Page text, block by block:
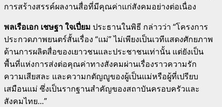
การสร้างสรรค์ผลงานสื่อที่มีคุณค่าแก่สังคมอย่างต่อเนื่อง
พลเรือเอก เชษฐา ใจเปี่ยม ประธานในพิธี กล่าวว่า “โครงการ
ประกวดภาพยนตร์สั้นเรื่อง “แม่” ไม่เพียงเป็นเวทีแสดงศักยภาพ
ด้านการผลิตสื่อของเยาวชนและประชาชนเท่านั้น แต่ยังเป็น
พื้นที่แห่งการส่งต่อคุณค่าทางสังคมผ่านเรื่องราวความรัก
ความเสียสละ และความกตัญญูของผู้เป็นแม่หรือผู้ที่เปรียบ
เสมือนแม่ ซึ่งเป็นรากฐานสำคัญของสถาบันครอบครัวและ
สังคมไทย…”